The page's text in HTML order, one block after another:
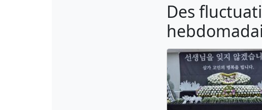
Des